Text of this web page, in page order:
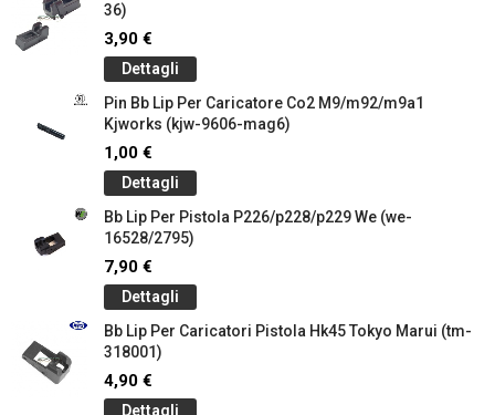
36)
3,90 €
Dettagli
Pin Bb Lip Per Caricatore Co2 M9/m92/m9a1
Kjworks (kjw-9606-mag6)
1,00 €
Dettagli
Bb Lip Per Pistola P226/p228/p229 We (we-
16528/2795)
7,90 €
Dettagli
Bb Lip Per Caricatori Pistola Hk45 Tokyo Marui (tm-
318001)
4,90 €
Dettagli